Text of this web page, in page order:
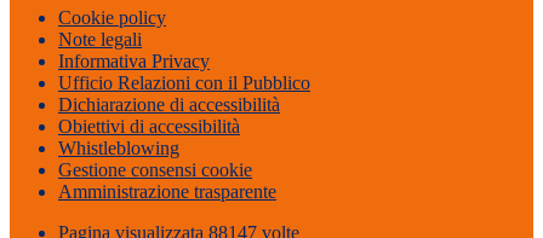
Cookie policy
Note legali
Informativa Privacy
Ufficio Relazioni con il Pubblico
Dichiarazione di accessibilità
Obiettivi di accessibilità
Whistleblowing
Gestione consensi cookie
Amministrazione trasparente
Pagina visualizzata 88147 volte